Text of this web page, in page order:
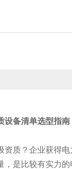
设备清单选型指南
？企业获得电
，是比较有实力